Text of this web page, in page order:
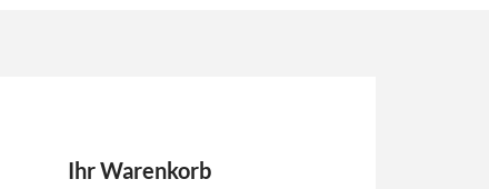
Ihr Warenkorb